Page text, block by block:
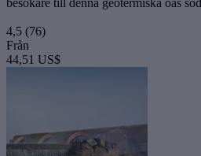
besökare till denna geotermiska oas
4,5 (76)
Från
44,51 US$